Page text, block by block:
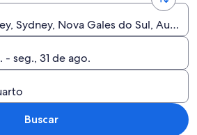
Sydney, Nova Gales do Sul,
- seg., 31 de ago.
Buscar